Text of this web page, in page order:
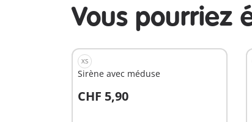
Vous pourriez
XS
Sirène avec méduse
CHF 5,90
Au panier